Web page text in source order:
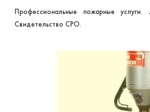
Профессиональные пожарные
Свидетельство СРО.